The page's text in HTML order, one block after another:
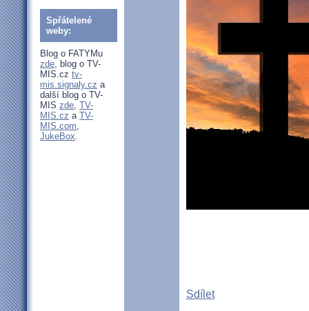
Spřátelené
weby:
Blog o FATYMu
zde, blog o TV-
MIS.cz tv-
mis.signaly.cz a
další blog o TV-
MIS zde, TV-
MIS.cz a TV-
MIS.com,
JukeBox.
Sdílet